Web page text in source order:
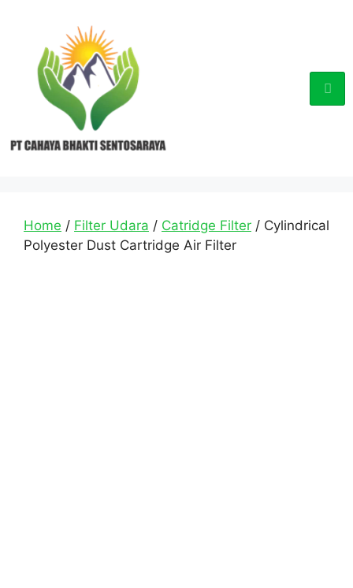
Home / Filter Udara / Catridge Filter / Cylindrical
Polyester Dust Cartridge Air Filter